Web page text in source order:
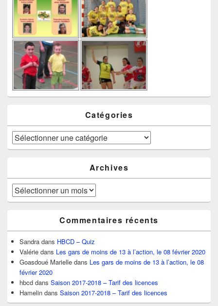
Catégories
Catégories
Archives
Archives
Commentaires récents
Sandra dans HBCD – Quiz
Valérie dans Les gars de moins de 13 à l’action, le 08 février 2020
Goasdoué Marielle dans Les gars de moins de 13 à l’action, le 08
février 2020
hbcd dans Saison 2017-2018 – Tarif des licences
Hamelin dans Saison 2017-2018 – Tarif des licences